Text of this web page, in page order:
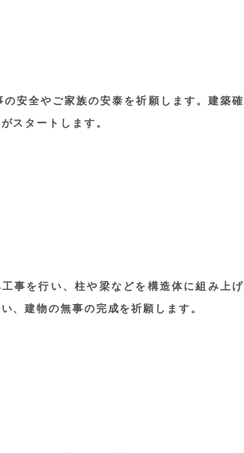
安全やご家族の安泰を祈願します。建築確
スタートします。
事を行い、柱や梁などを構造体に組み上げ
、建物の無事の完成を祈願します。